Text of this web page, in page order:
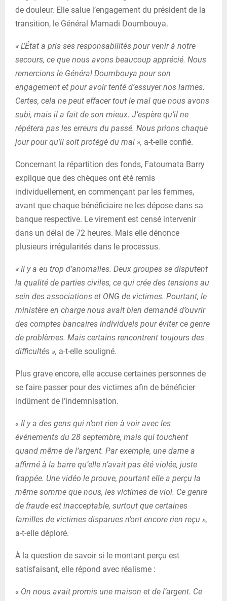
de douleur. Elle salue l’engagement du président de la
transition, le Général Mamadi Doumbouya.
« L’État a pris ses responsabilités pour venir à notre
secours, ce que nous avons beaucoup apprécié. Nous
remercions le Général Doumbouya pour son
engagement et pour avoir tenté d’essuyer nos larmes.
Certes, cela ne peut effacer tout le mal que nous avons
subi, mais il a fait de son mieux. J’espère qu’il ne
répétera pas les erreurs du passé. Nous prions chaque
jour pour qu’il soit protégé du mal », a-t-elle confié.
Concernant la répartition des fonds, Fatoumata Barry
explique que des chèques ont été remis
individuellement, en commençant par les femmes,
avant que chaque bénéficiaire ne les dépose dans sa
banque respective. Le virement est censé intervenir
dans un délai de 72 heures. Mais elle dénonce
plusieurs irrégularités dans le processus.
« Il y a eu trop d’anomalies. Deux groupes se disputent
la qualité de parties civiles, ce qui crée des tensions au
sein des associations et ONG de victimes. Pourtant, le
ministère en charge nous avait bien demandé d’ouvrir
des comptes bancaires individuels pour éviter ce genre
de problèmes. Mais certains rencontrent toujours des
difficultés », a-t-elle souligné.
Plus grave encore, elle accuse certaines personnes de
se faire passer pour des victimes afin de bénéficier
indûment de l’indemnisation.
« Il y a des gens qui n’ont rien à voir avec les
événements du 28 septembre, mais qui touchent
quand même de l’argent. Par exemple, une dame a
affirmé à la barre qu’elle n’avait pas été violée, juste
frappée. Une vidéo le prouve, pourtant elle a perçu la
même somme que nous, les victimes de viol. Ce genre
de fraude est inacceptable, surtout que certaines
familles de victimes disparues n’ont encore rien reçu »,
a-t-elle déploré.
À la question de savoir si le montant perçu est
satisfaisant, elle répond avec réalisme :
« On nous avait promis une maison et de l’argent. Ce